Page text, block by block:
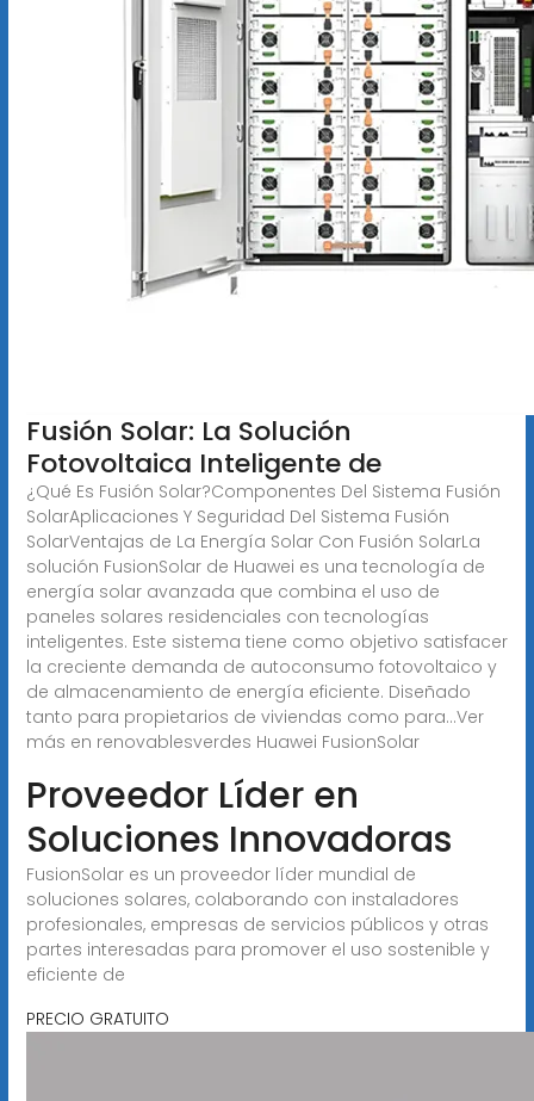
Fusión Solar: La Solución
Fotovoltaica Inteligente de
¿Qué Es Fusión Solar?Componentes Del Sistema Fusión
SolarAplicaciones Y Seguridad Del Sistema Fusión
SolarVentajas de La Energía Solar Con Fusión SolarLa
solución FusionSolar de Huawei es una tecnología de
energía solar avanzada que combina el uso de
paneles solares residenciales con tecnologías
inteligentes. Este sistema tiene como objetivo satisfacer
la creciente demanda de autoconsumo fotovoltaico y
de almacenamiento de energía eficiente. Diseñado
tanto para propietarios de viviendas como para...Ver
más en renovablesverdes Huawei FusionSolar
Proveedor Líder en
Soluciones Innovadoras
FusionSolar es un proveedor líder mundial de
soluciones solares, colaborando con instaladores
profesionales, empresas de servicios públicos y otras
partes interesadas para promover el uso sostenible y
eficiente de
PRECIO GRATUITO